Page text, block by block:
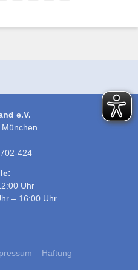
e.V.
424
Uhr
– 16:00 Uhr
Haftung